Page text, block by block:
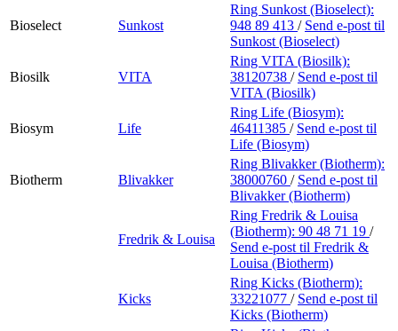
Bioselect Sunkost
Ring Sunkost (Bioselect):
948 89 413 / Send e-post til
Sunkost (Bioselect)
Biosilk VITA
Ring VITA (Biosilk):
38120738 / Send e-post til
VITA (Biosilk)
Biosym Life
Ring Life (Biosym):
46411385 / Send e-post til
Life (Biosym)
Biotherm Blivakker
Ring Blivakker (Biotherm):
38000760 / Send e-post til
Blivakker (Biotherm)
Fredrik & Louisa
Ring Fredrik & Louisa
(Biotherm): 90 48 71 19 /
Send e-post til Fredrik &
Louisa (Biotherm)
Kicks
Ring Kicks (Biotherm):
33221077 / Send e-post til
Kicks (Biotherm)